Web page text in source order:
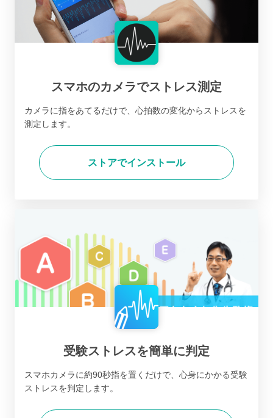
スマホのカメラでストレス測定
カメラに指をあてるだけで、心拍数の変化からストレスを
測定します。
ストアでインストール
受験ストレスを簡単に判定
スマホカメラに約90秒指を置くだけで、心身にかかる受験
ストレスを判定します。